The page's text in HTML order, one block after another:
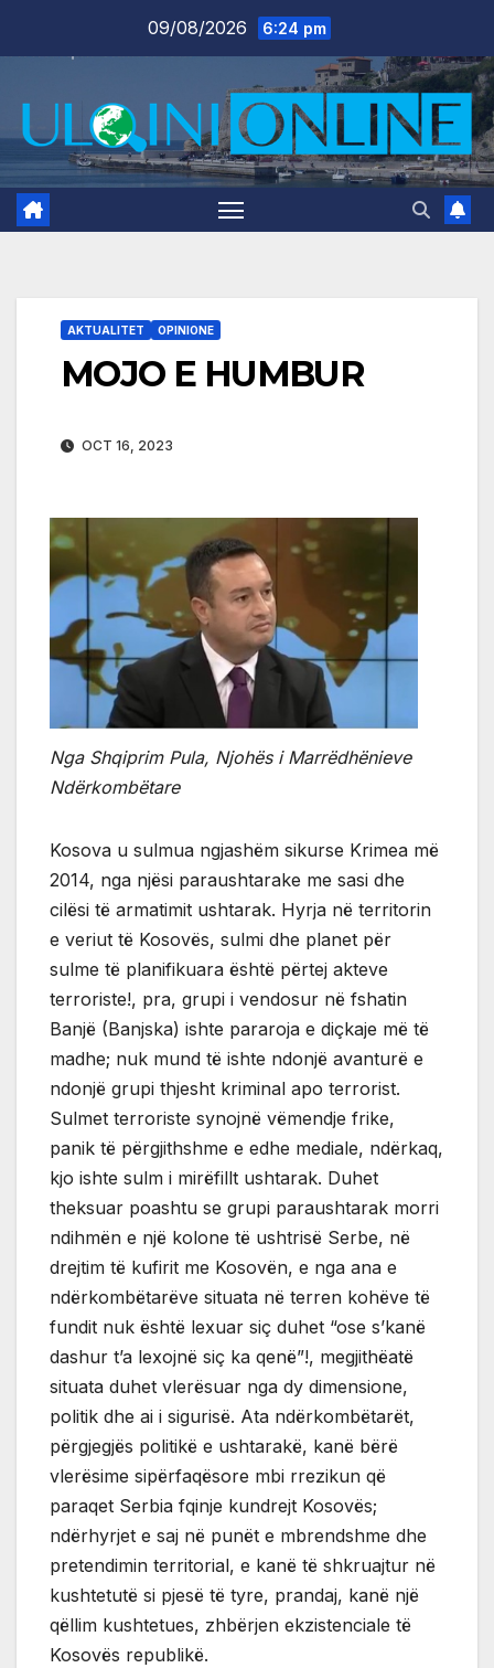
09/08/2026 6:24 pm
AKTUALITET OPINIONE
MOJO E HUMBUR
OCT 16, 2023
Nga Shqiprim Pula, Njohës i Marrëdhënieve
Ndërkombëtare
Kosova u sulmua ngjashëm sikurse Krimea më
2014, nga njësi paraushtarake me sasi dhe
cilësi të armatimit ushtarak. Hyrja në territorin
e veriut të Kosovës, sulmi dhe planet për
sulme të planifikuara është përtej akteve
terroriste!, pra, grupi i vendosur në fshatin
Banjë (Banjska) ishte pararoja e diçkaje më të
madhe; nuk mund të ishte ndonjë avanturë e
ndonjë grupi thjesht kriminal apo terrorist.
Sulmet terroriste synojnë vëmendje frike,
panik të përgjithshme e edhe mediale, ndërkaq,
kjo ishte sulm i mirëfillt ushtarak. Duhet
theksuar poashtu se grupi paraushtarak morri
ndihmën e një kolone të ushtrisë Serbe, në
drejtim të kufirit me Kosovën, e nga ana e
ndërkombëtarëve situata në terren kohëve të
fundit nuk është lexuar siç duhet “ose s’kanë
dashur t’a lexojnë siç ka qenë”!, megjithëatë
situata duhet vlerësuar nga dy dimensione,
politik dhe ai i sigurisë. Ata ndërkombëtarët,
përgjegjës politikë e ushtarakë, kanë bërë
vlerësime sipërfaqësore mbi rrezikun që
paraqet Serbia fqinje kundrejt Kosovës;
ndërhyrjet e saj në punët e mbrendshme dhe
pretendimin territorial, e kanë të shkruajtur në
kushtetutë si pjesë të tyre, prandaj, kanë një
qëllim kushtetues, zhbërjen ekzistenciale të
Kosovës republikë.